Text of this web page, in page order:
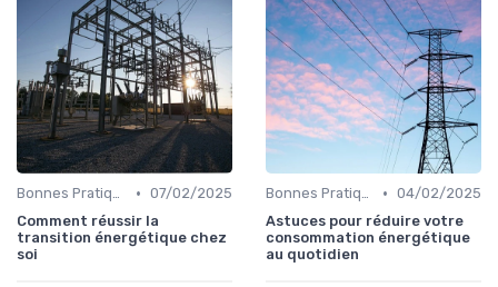
Bonnes Pratiques Quotidiennes • 07/02/2025
Comment réussir la
transition énergétique chez
soi
Bonnes Pratiques Quotidiennes • 04/02/2025
Astuces pour réduire votre
consommation énergétique
au quotidien